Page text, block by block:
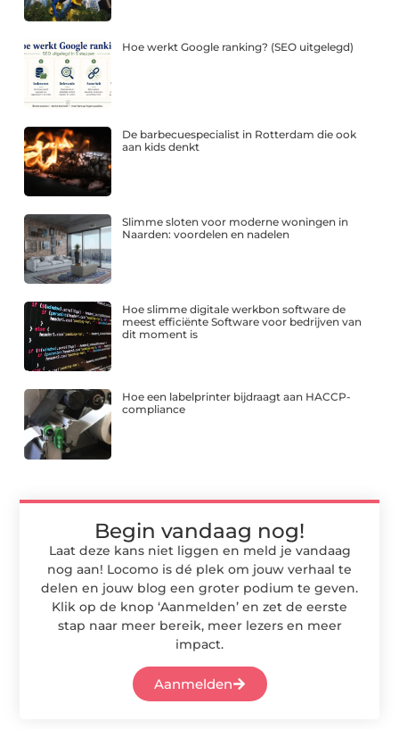
Hoe werkt Google ranking? (SEO uitgelegd)
De barbecuespecialist in Rotterdam die ook
aan kids denkt
Slimme sloten voor moderne woningen in
Naarden: voordelen en nadelen
Hoe slimme digitale werkbon software de
meest efficiënte Software voor bedrijven van
dit moment is
Hoe een labelprinter bijdraagt aan HACCP-
compliance
Begin vandaag nog!
Laat deze kans niet liggen en meld je vandaag
nog aan! Locomo is dé plek om jouw verhaal te
delen en jouw blog een groter podium te geven.
Klik op de knop ‘Aanmelden’ en zet de eerste
stap naar meer bereik, meer lezers en meer
impact.
Aanmelden